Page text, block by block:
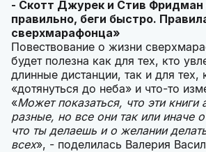
- Скотт Джурек и Стив
правильно, беги быстро.
сверхмарафонца»
Повествование о жизни
будет полезна как для тех, кто
длинные дистанции, так и для
«дотянуться до неба» и что-то
«Может показаться, что эти книги
разные, но все они так или иначе
что ты делаешь и о желании
всех», - поделилась Валерия